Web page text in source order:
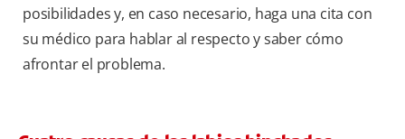
posibilidades y, en caso necesario, haga una cita con
su médico para hablar al respecto y saber cómo
afrontar el problema.